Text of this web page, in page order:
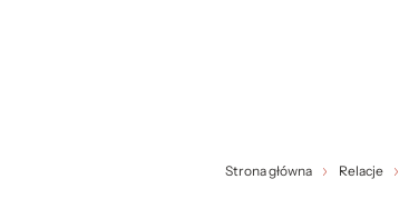
Strona główna Relacje